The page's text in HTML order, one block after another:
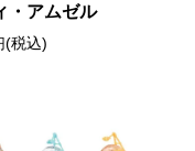
・アムゼル
(税込)